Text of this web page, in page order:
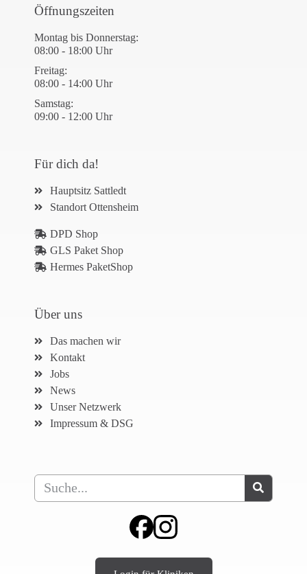
Öffnungszeiten
Montag bis Donnerstag:
08:00 - 18:00 Uhr
Freitag:
08:00 - 14:00 Uhr
Samstag:
09:00 - 12:00 Uhr
Für dich da!
Hauptsitz Sattledt
Standort Ottensheim
DPD Shop
GLS Paket Shop
Hermes PaketShop
Über uns
Das machen wir
Kontakt
Jobs
News
Unser Netzwerk
Impressum & DSG